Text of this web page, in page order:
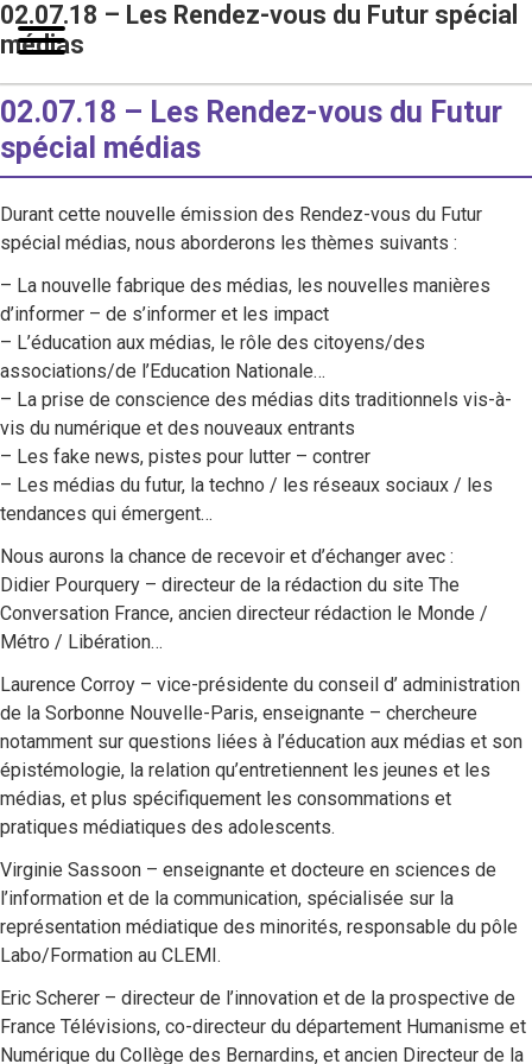
02.07.18 – Les Rendez-vous du Futur
spécial médias
02.07.18 – Les Rendez-vous du Futur spécial
médias
Durant cette nouvelle émission des Rendez-vous du Futur
spécial médias, nous aborderons les thèmes suivants :
– La nouvelle fabrique des médias, les nouvelles manières
d’informer – de s’informer et les impact
– L’éducation aux médias, le rôle des citoyens/des
associations/de l’Education Nationale…
– La prise de conscience des médias dits traditionnels vis-à-
vis du numérique et des nouveaux entrants
– Les fake news, pistes pour lutter – contrer
– Les médias du futur, la techno / les réseaux sociaux / les
tendances qui émergent…
Nous aurons la chance de recevoir et d’échanger avec :
Didier Pourquery – directeur de la rédaction du site The
Conversation France, ancien directeur rédaction le Monde /
Métro / Libération…
Laurence Corroy – vice-présidente du conseil d’ administration
de la Sorbonne Nouvelle-Paris, enseignante – chercheure
notamment sur questions liées à l’éducation aux médias et son
épistémologie, la relation qu’entretiennent les jeunes et les
médias, et plus spécifiquement les consommations et
pratiques médiatiques des adolescents.
Virginie Sassoon – enseignante et docteure en sciences de
l’information et de la communication, spécialisée sur la
représentation médiatique des minorités, responsable du pôle
Labo/Formation au CLEMI.
Eric Scherer – directeur de l’innovation et de la prospective de
France Télévisions, co-directeur du département Humanisme et
Numérique du Collège des Bernardins, et ancien Directeur de la